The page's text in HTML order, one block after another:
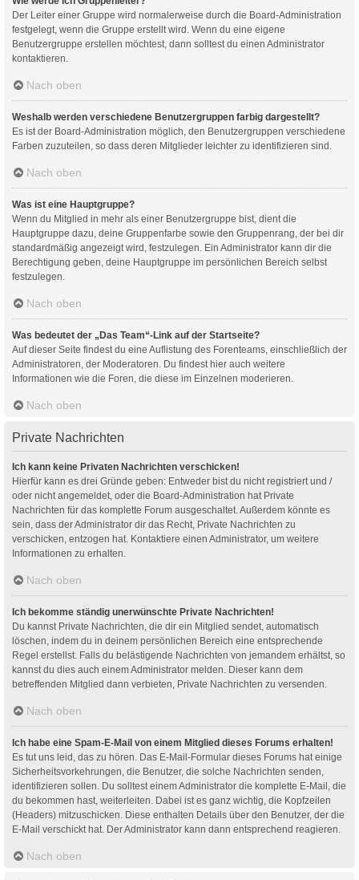
Der Leiter einer Gruppe wird normalerweise durch die Board-Administration
festgelegt, wenn die Gruppe erstellt wird. Wenn du eine eigene
Benutzergruppe erstellen möchtest, dann solltest du einen Administrator
kontaktieren.
Nach oben
Weshalb werden verschiedene Benutzergruppen farbig dargestellt?
Es ist der Board-Administration möglich, den Benutzergruppen verschiedene
Farben zuzuteilen, so dass deren Mitglieder leichter zu identifizieren sind.
Nach oben
Was ist eine Hauptgruppe?
Wenn du Mitglied in mehr als einer Benutzergruppe bist, dient die
Hauptgruppe dazu, deine Gruppenfarbe sowie den Gruppenrang, der bei dir
standardmäßig angezeigt wird, festzulegen. Ein Administrator kann dir die
Berechtigung geben, deine Hauptgruppe im persönlichen Bereich selbst
festzulegen.
Nach oben
Was bedeutet der „Das Team“-Link auf der Startseite?
Auf dieser Seite findest du eine Auflistung des Forenteams, einschließlich der
Administratoren, der Moderatoren. Du findest hier auch weitere
Informationen wie die Foren, die diese im Einzelnen moderieren.
Nach oben
Private Nachrichten
Ich kann keine Privaten Nachrichten verschicken!
Hierfür kann es drei Gründe geben: Entweder bist du nicht registriert und /
oder nicht angemeldet, oder die Board-Administration hat Private
Nachrichten für das komplette Forum ausgeschaltet. Außerdem könnte es
sein, dass der Administrator dir das Recht, Private Nachrichten zu
verschicken, entzogen hat. Kontaktiere einen Administrator, um weitere
Informationen zu erhalten.
Nach oben
Ich bekomme ständig unerwünschte Private Nachrichten!
Du kannst Private Nachrichten, die dir ein Mitglied sendet, automatisch
löschen, indem du in deinem persönlichen Bereich eine entsprechende
Regel erstellst. Falls du belästigende Nachrichten von jemandem erhältst, so
kannst du dies auch einem Administrator melden. Dieser kann dem
betreffenden Mitglied dann verbieten, Private Nachrichten zu versenden.
Nach oben
Ich habe eine Spam-E-Mail von einem Mitglied dieses Forums erhalten!
Es tut uns leid, das zu hören. Das E-Mail-Formular dieses Forums hat einige
Sicherheitsvorkehrungen, die Benutzer, die solche Nachrichten senden,
identifizieren sollen. Du solltest einem Administrator die komplette E-Mail, die
du bekommen hast, weiterleiten. Dabei ist es ganz wichtig, die Kopfzeilen
(Headers) mitzuschicken. Diese enthalten Details über den Benutzer, der die
E-Mail verschickt hat. Der Administrator kann dann entsprechend reagieren.
Nach oben